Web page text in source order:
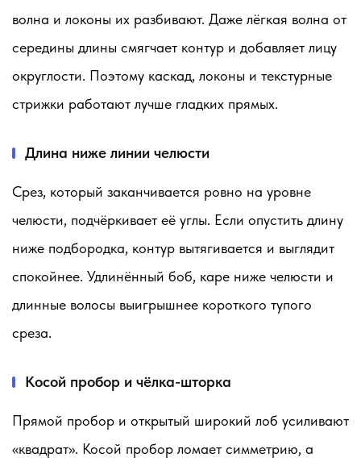
волна и локоны их разбивают. Даже лёгкая волна от
середины длины смягчает контур и добавляет лицу
округлости. Поэтому каскад, локоны и текстурные
стрижки работают лучше гладких прямых.
Длина ниже линии челюсти
Срез, который заканчивается ровно на уровне
челюсти, подчёркивает её углы. Если опустить длину
ниже подбородка, контур вытягивается и выглядит
спокойнее. Удлинённый боб, каре ниже челюсти и
длинные волосы выигрышнее короткого тупого
среза.
Косой пробор и чёлка-шторка
Прямой пробор и открытый широкий лоб усиливают
«квадрат». Косой пробор ломает симметрию, а